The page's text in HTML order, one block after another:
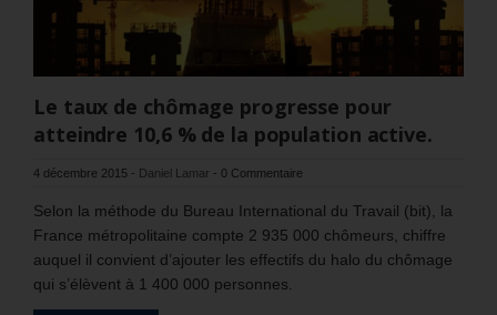
Le taux de chômage progresse pour
atteindre 10,6 % de la population active.
4 décembre 2015 - Daniel Lamar - 0 Commentaire
Selon la méthode du Bureau International du Travail (bit), la
France métropolitaine compte 2 935 000 chômeurs, chiffre
auquel il convient d’ajouter les effectifs du halo du chômage
qui s’élèvent à 1 400 000 personnes.